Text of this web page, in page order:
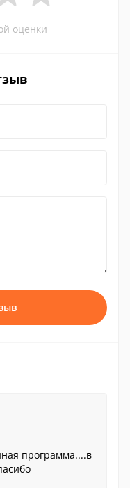
оценки
программа....в